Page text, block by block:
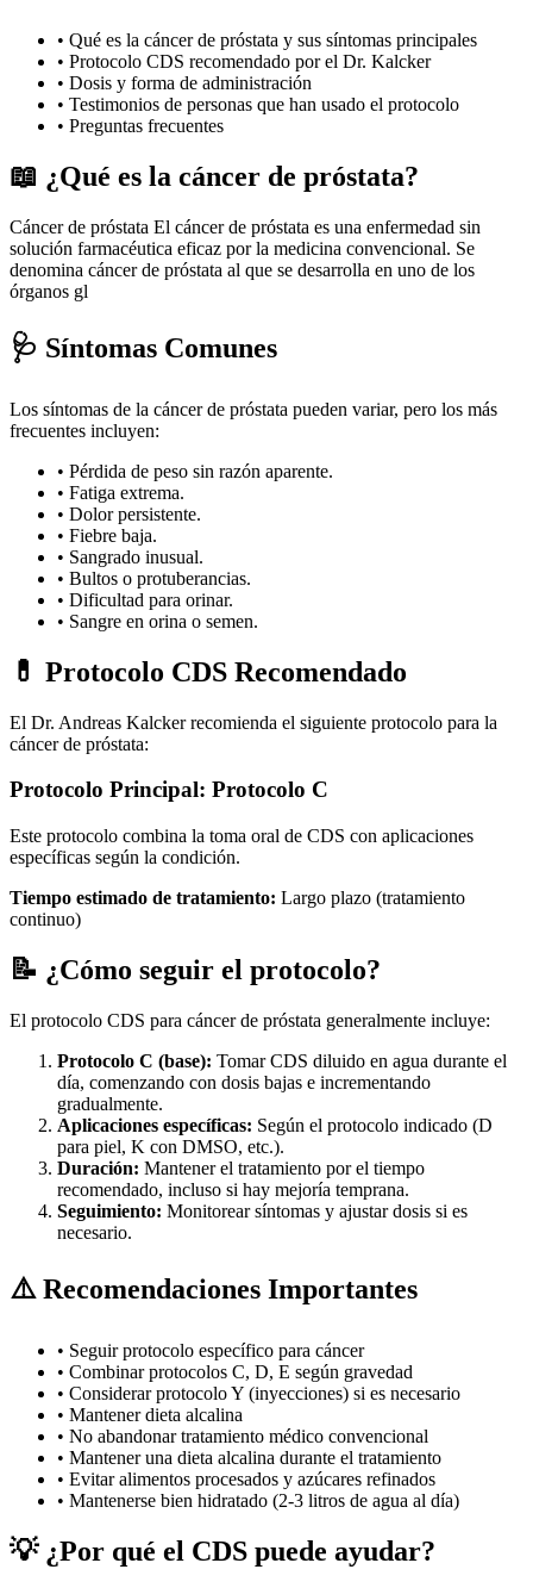
• Qué es la cáncer de próstata y sus síntomas principales
• Protocolo CDS recomendado por el Dr. Kalcker
• Dosis y forma de administración
• Testimonios de personas que han usado el protocolo
• Preguntas frecuentes
📖 ¿Qué es la cáncer de próstata?
Cáncer de próstata El cáncer de próstata es una enfermedad sin
solución farmacéutica eficaz por la medicina convencional. Se
denomina cáncer de próstata al que se desarrolla en uno de los
órganos gl
🩺 Síntomas Comunes
Los síntomas de la cáncer de próstata pueden variar, pero los más
frecuentes incluyen:
• Pérdida de peso sin razón aparente.
• Fatiga extrema.
• Dolor persistente.
• Fiebre baja.
• Sangrado inusual.
• Bultos o protuberancias.
• Dificultad para orinar.
• Sangre en orina o semen.
💊 Protocolo CDS Recomendado
El Dr. Andreas Kalcker recomienda el siguiente protocolo para la
cáncer de próstata:
Protocolo Principal: Protocolo C
Este protocolo combina la toma oral de CDS con aplicaciones
específicas según la condición.
Tiempo estimado de tratamiento: Largo plazo (tratamiento
continuo)
📝 ¿Cómo seguir el protocolo?
El protocolo CDS para cáncer de próstata generalmente incluye:
Protocolo C (base): Tomar CDS diluido en agua durante el
día, comenzando con dosis bajas e incrementando
gradualmente.
Aplicaciones específicas: Según el protocolo indicado (D
para piel, K con DMSO, etc.).
Duración: Mantener el tratamiento por el tiempo
recomendado, incluso si hay mejoría temprana.
Seguimiento: Monitorear síntomas y ajustar dosis si es
necesario.
⚠️ Recomendaciones Importantes
• Seguir protocolo específico para cáncer
• Combinar protocolos C, D, E según gravedad
• Considerar protocolo Y (inyecciones) si es necesario
• Mantener dieta alcalina
• No abandonar tratamiento médico convencional
• Mantener una dieta alcalina durante el tratamiento
• Evitar alimentos procesados y azúcares refinados
• Mantenerse bien hidratado (2-3 litros de agua al día)
💡 ¿Por qué el CDS puede ayudar?